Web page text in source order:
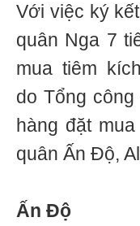
Với việc ký
quân Nga 7
mua tiêm
do Tổng
hàng đặt
quân Ấn Độ,
Ấn Độ